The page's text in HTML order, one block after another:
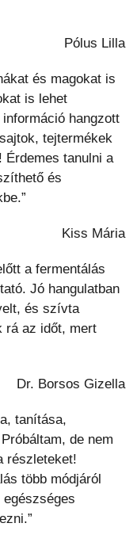
Pólus Lilla
és magokat is
is lehet
hangzott
tejtermékek
tanulni a
és
Kiss Mária
a fermentálás
Jó hangulatban
és szívta
rá az időt, mert
Dr. Borsos Gizella
tanítása,
de nem
részleteket!
több módjáról